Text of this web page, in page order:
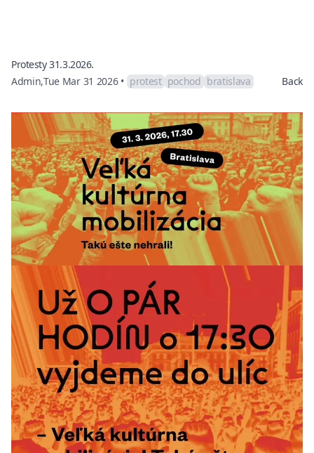
Protesty 31.3.2026.
Admin,Tue Mar 31 2026 • protest pochod bratislava Back